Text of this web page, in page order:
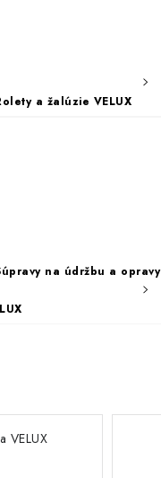
a žalúzie VELUX
na údržbu a opravy
VELUX